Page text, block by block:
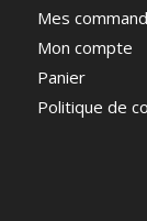
Mes
Mon compte
Panier
Politique de